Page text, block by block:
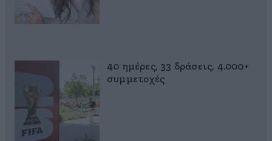
40 ημέρες, 33 δράσεις, 4.000+
συμμετοχές